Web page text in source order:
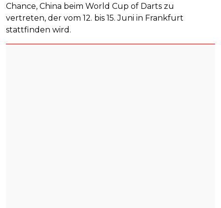
Chance, China beim World Cup of Darts zu
vertreten, der vom 12. bis 15. Juni in Frankfurt
stattfinden wird.